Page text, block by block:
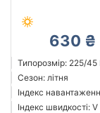
630 ₴
Типорозмір: 225/45
Сезон: літня
Індекс
Індекс швидкості: V